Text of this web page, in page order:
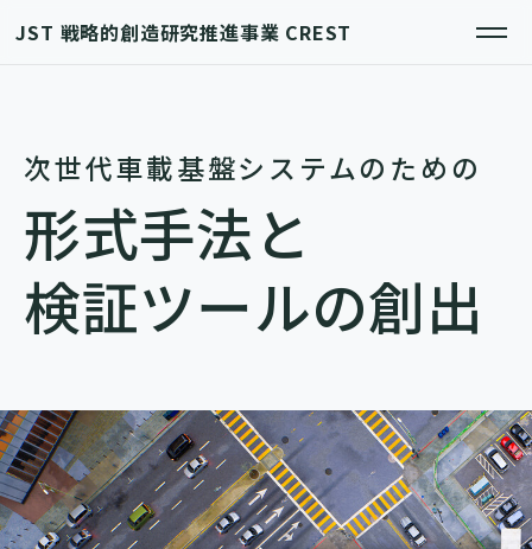
JST 戦略的創造研究推進事業 CREST
次世代車載基盤システムのための
形式手法と
検証ツールの創出